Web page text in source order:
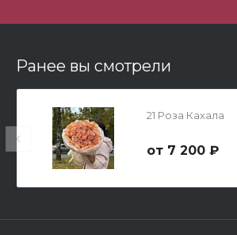
Мишка Мини №1
В корзину
Ранее вы смотрели
21 Роза Кахала
7 200 ₽